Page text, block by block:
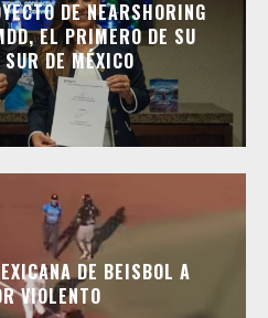
DE NEARSHORING
EL PRIMERO DE SU
DE MÉXICO
DE BEISBOL A
VIOLENTO